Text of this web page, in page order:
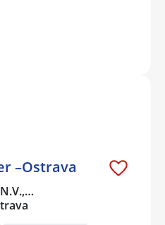
–Ostrava